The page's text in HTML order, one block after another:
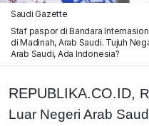
Saudi Gazette
Staf paspor di Bandara
di Madinah, Arab Saudi. Tujuh
Arab Saudi, Ada Indonesia?
REPUBLIKA.CO.ID,
Luar Negeri Arab